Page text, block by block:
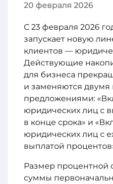
20 февраля 2026
С 23 февраля 2026
запускает новую
клиентов —
Действующие
для бизнеса
и заменяются
предложениями:
юридических лиц с
в конце срока» и
юридических лиц с
выплатой
Размер процентной
суммы